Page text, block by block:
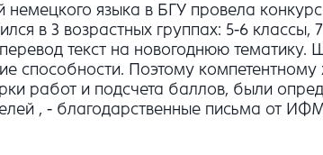
языка в БГУ провела
в 3 возрастных группах: 5-6 классы,
текст на новогоднюю тематику.
способности. Поэтому
работ и подсчета баллов, были
, - благодарственные письма от